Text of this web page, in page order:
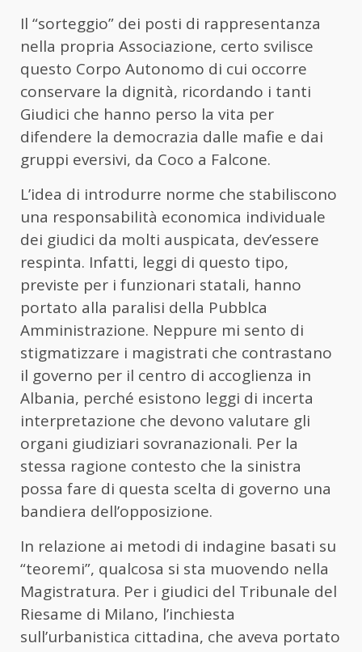
Il “sorteggio” dei posti di rappresentanza
nella propria Associazione, certo svilisce
questo Corpo Autonomo di cui occorre
conservare la dignità, ricordando i tanti
Giudici che hanno perso la vita per
difendere la democrazia dalle mafie e dai
gruppi eversivi, da Coco a Falcone.
L’idea di introdurre norme che stabiliscono
una responsabilità economica individuale
dei giudici da molti auspicata, dev’essere
respinta. Infatti, leggi di questo tipo,
previste per i funzionari statali, hanno
portato alla paralisi della Pubblca
Amministrazione. Neppure mi sento di
stigmatizzare i magistrati che contrastano
il governo per il centro di accoglienza in
Albania, perché esistono leggi di incerta
interpretazione che devono valutare gli
organi giudiziari sovranazionali. Per la
stessa ragione contesto che la sinistra
possa fare di questa scelta di governo una
bandiera dell’opposizione.
In relazione ai metodi di indagine basati su
“teoremi”, qualcosa si sta muovendo nella
Magistratura. Per i giudici del Tribunale del
Riesame di Milano, l’inchiesta
sull’urbanistica cittadina, che aveva portato